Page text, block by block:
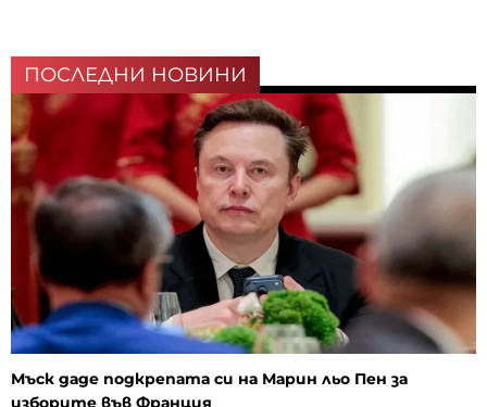
ПОСЛЕДНИ НОВИНИ
Мъск даде подкрепата си на Марин льо Пен за